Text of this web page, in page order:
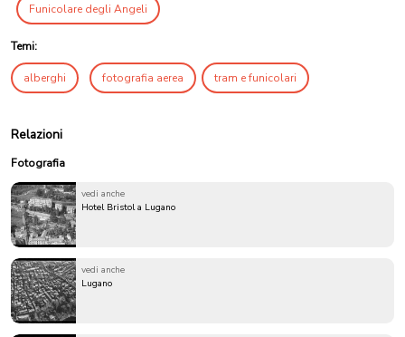
Funicolare degli Angeli
Temi:
alberghi fotografia aerea tram e funicolari
Relazioni
Fotografia
vedi anche
Hotel Bristol a Lugano
vedi anche
Lugano